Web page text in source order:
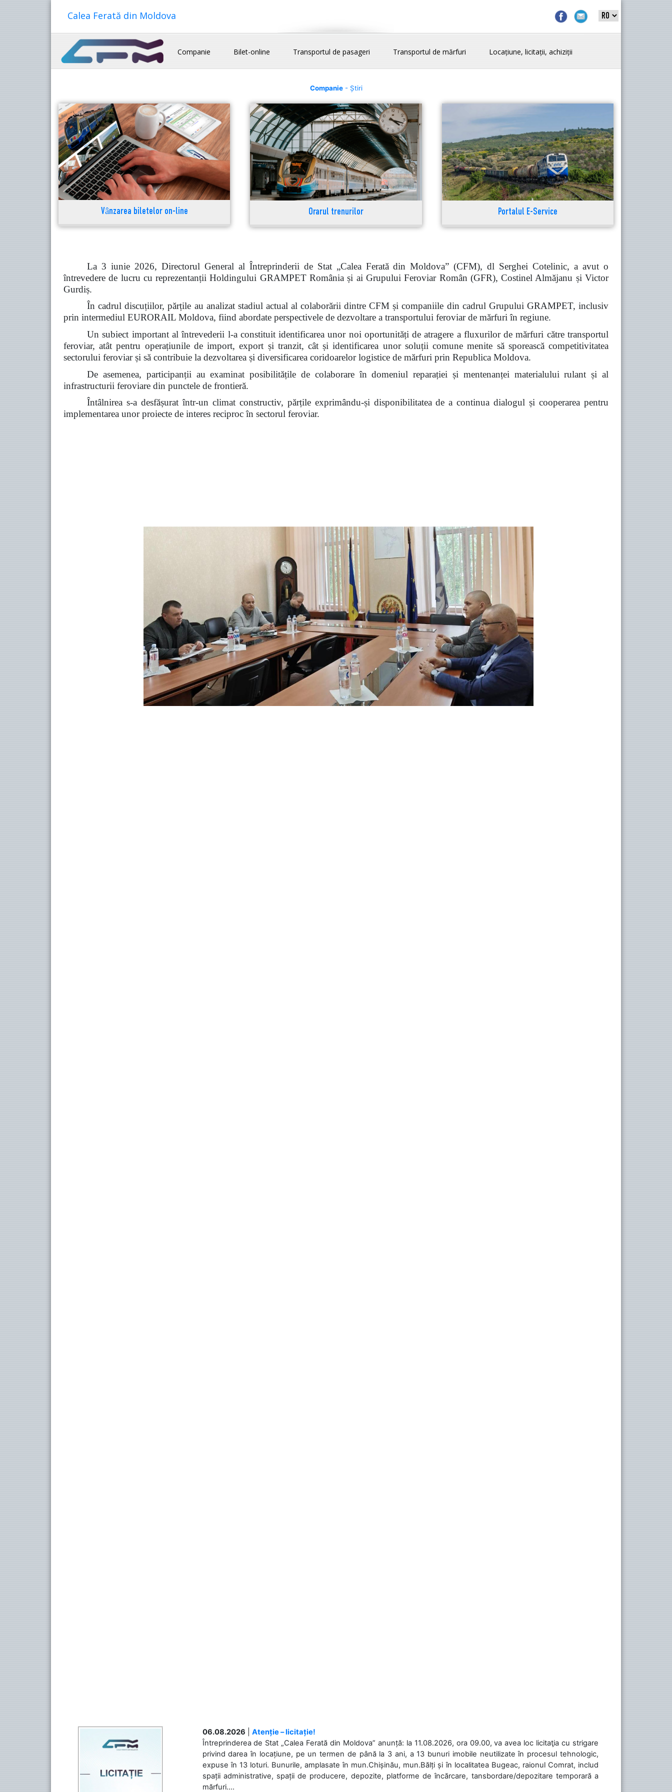
Calea Ferată din Moldova
Companie Bilet-online Transportul de pasageri Transportul de mărfuri Locațiune, licitații, achiziții
Companie- Știri
Vânzarea biletelor on-line Orarul trenurilor Portalul E-Service
La 3 iunie 2026, Directorul General al Întreprinderii de Stat „Calea Ferată din Moldova” (CFM), dl Serghei Cotelinic, a avut o
întrevedere de lucru cu reprezentanții Holdingului GRAMPET România și ai Grupului Feroviar Român (GFR), Costinel Almăjanu și Victor
Gurdiș.
În cadrul discuțiilor, părțile au analizat stadiul actual al colaborării dintre CFM și companiile din cadrul Grupului GRAMPET, inclusiv
prin intermediul EURORAIL Moldova, fiind abordate perspectivele de dezvoltare a transportului feroviar de mărfuri în regiune.
Un subiect important al întrevederii l-a constituit identificarea unor noi oportunități de atragere a fluxurilor de mărfuri către transportul
feroviar, atât pentru operațiunile de import, export și tranzit, cât și identificarea unor soluții comune menite să sporească competitivitatea
sectorului feroviar și să contribuie la dezvoltarea și diversificarea coridoarelor logistice de mărfuri prin Republica Moldova.
De asemenea, participanții au examinat posibilitățile de colaborare în domeniul reparației și mentenanței materialului rulant și al
infrastructurii feroviare din punctele de frontieră.
Întâlnirea s-a desfășurat într-un climat constructiv, părțile exprimându-și disponibilitatea de a continua dialogul și cooperarea pentru
implementarea unor proiecte de interes reciproc în sectorul feroviar.
06.08.2026
Atenție – licitație!
Întreprinderea de Stat „Calea Ferată din Moldova” anunță: la 11.08.2026, ora 09.00, va avea loc licitaţia cu strigare
privind darea în locațiune, pe un termen de până la 3 ani, a 13 bunuri imobile neutilizate în procesul tehnologic,
expuse în 13 loturi. Bunurile, amplasate în mun.Chișinău, mun.Bălți și în localitatea Bugeac, raionul Comrat, includ
spații administrative, spații de producere, depozite, platforme de încărcare, tansbordare/depozitare temporară a
mărfuri....